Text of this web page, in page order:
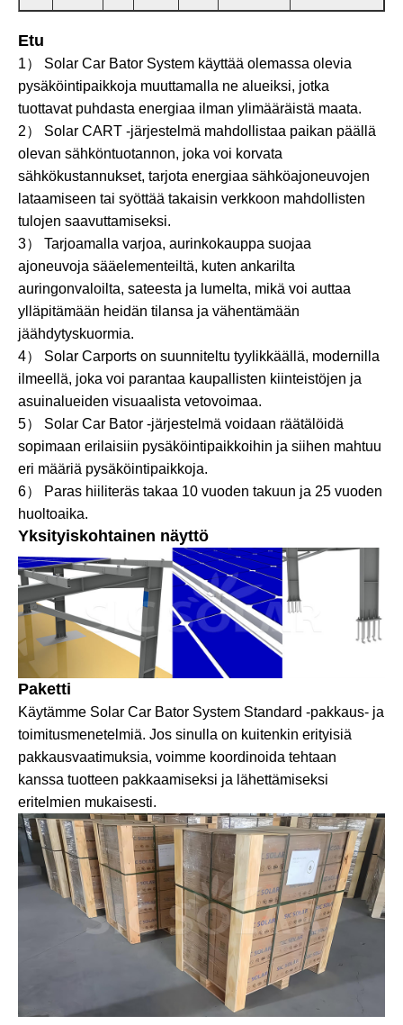
Etu
1） Solar Car Bator System käyttää olemassa olevia
pysäköintipaikkoja muuttamalla ne alueiksi, jotka
tuottavat puhdasta energiaa ilman ylimääräistä maata.
2） Solar CART -järjestelmä mahdollistaa paikan päällä
olevan sähköntuotannon, joka voi korvata
sähkökustannukset, tarjota energiaa sähköajoneuvojen
lataamiseen tai syöttää takaisin verkkoon mahdollisten
tulojen saavuttamiseksi.
3） Tarjoamalla varjoa, aurinkokauppa suojaa
ajoneuvoja sääelementeiltä, ​​kuten ankarilta
auringonvaloilta, sateesta ja lumelta, mikä voi auttaa
ylläpitämään heidän tilansa ja vähentämään
jäähdytyskuormia.
4） Solar Carports on suunniteltu tyylikkäällä, modernilla
ilmeellä, joka voi parantaa kaupallisten kiinteistöjen ja
asuinalueiden visuaalista vetovoimaa.
5） Solar Car Bator -järjestelmä voidaan räätälöidä
sopimaan erilaisiin pysäköintipaikkoihin ja siihen mahtuu
eri määriä pysäköintipaikkoja.
6） Paras hiiliteräs takaa 10 vuoden takuun ja 25 vuoden
huoltoaika.
Yksityiskohtainen näyttö
Paketti
Käytämme Solar Car Bator System Standard -pakkaus- ja
toimitusmenetelmiä. Jos sinulla on kuitenkin erityisiä
pakkausvaatimuksia, voimme koordinoida tehtaan
kanssa tuotteen pakkaamiseksi ja lähettämiseksi
eritelmien mukaisesti.